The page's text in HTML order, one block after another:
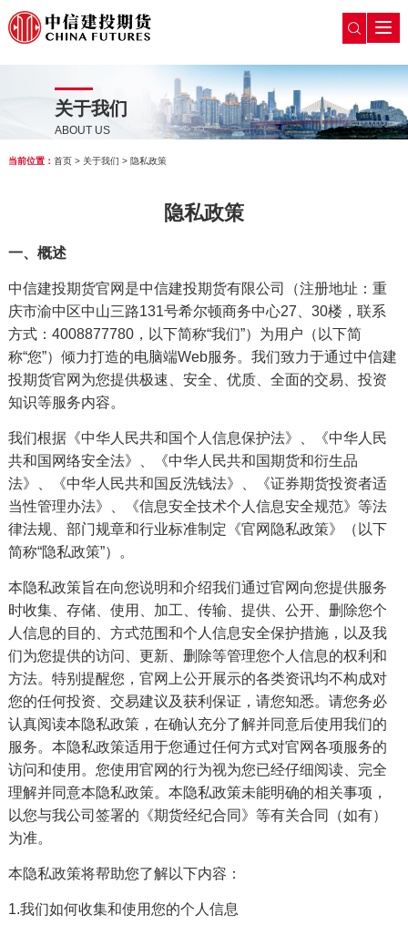
关于我们
ABOUT US
当前位置： 首页> 关于我们 > 隐私政策
隐私政策
一、概述
中信建投期货官网是中信建投期货有限公司（注册地址：重
庆市渝中区中山三路131号希尔顿商务中心27、30楼，联系
方式：4008877780，以下简称“我们”）为用户（以下简
称“您”）倾力打造的电脑端Web服务。我们致力于通过中信建
投期货官网为您提供极速、安全、优质、全面的交易、投资
知识等服务内容。
我们根据《中华人民共和国个人信息保护法》、《中华人民
共和国网络安全法》、《中华人民共和国期货和衍生品
法》、《中华人民共和国反洗钱法》、《证券期货投资者适
当性管理办法》、《信息安全技术个人信息安全规范》等法
律法规、部门规章和行业标准制定《官网隐私政策》（以下
简称“隐私政策”）。
本隐私政策旨在向您说明和介绍我们通过官网向您提供服务
时收集、存储、使用、加工、传输、提供、公开、删除您个
人信息的目的、方式范围和个人信息安全保护措施，以及我
们为您提供的访问、更新、删除等管理您个人信息的权利和
方法。特别提醒您，官网上公开展示的各类资讯均不构成对
您的任何投资、交易建议及获利保证，请您知悉。请您务必
认真阅读本隐私政策，在确认充分了解并同意后使用我们的
服务。本隐私政策适用于您通过任何方式对官网各项服务的
访问和使用。您使用官网的行为视为您已经仔细阅读、完全
理解并同意本隐私政策。本隐私政策未能明确的相关事项，
以您与我公司签署的《期货经纪合同》等有关合同（如有）
为准。
本隐私政策将帮助您了解以下内容：
1.我们如何收集和使用您的个人信息